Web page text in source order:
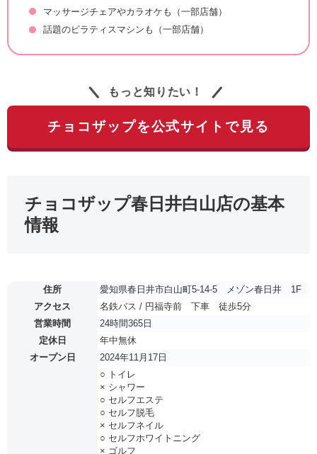
マッサージチェアやカラオケも（一部店舗）
話題のピラティスマシンも（一部店舗）
もっと知りたい！
チョコザップを公式サイトで見る
チョコザップ春日井白山店の基本
情報
住所
愛知県春日井市白山町5-14-5 メゾン春日井 1F
アクセス
名鉄バス / 円福寺前 下車 徒歩5分
営業時間
24時間365日
定休日
年中無休
オープン日
2024年11月17日
○ トイレ
× シャワー
○ セルフエステ
○ セルフ脱毛
× セルフネイル
○ セルフホワイトニング
× ゴルフ